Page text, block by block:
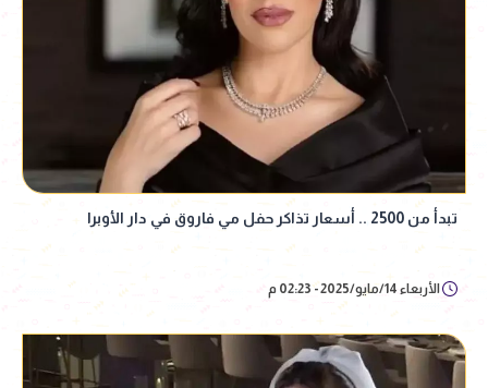
تبدأ من 2500 .. أسعار تذاكر حفل مي فاروق في دار الأوبرا
الأربعاء 14/مايو/2025 - 02:23 م